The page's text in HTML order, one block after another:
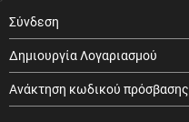
Σύνδεση
Δημιουργία Λογαριασμού
Ανάκτηση κωδικού πρόσβασης